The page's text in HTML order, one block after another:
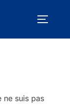
ne suis pas